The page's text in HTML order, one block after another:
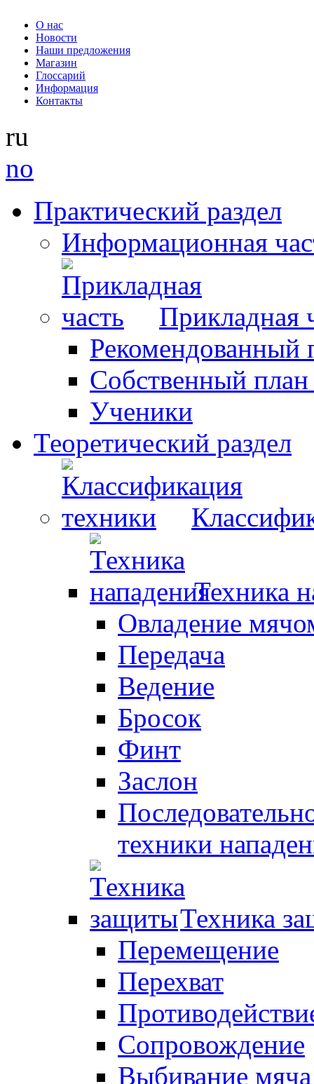
О нас
Новости
Наши предложения
Магазин
Глоссарий
Информация
Контакты
ru
no
Практический раздел
Информационная
Прикладная
Рекомендованный
Собственный
Ученики
Теоретический раздел
Техника
Овладение
Передача
Ведение
Бросок
Финт
Заслон
техники
Техника
Перемещение
Перехват
Сопровождение
Выбивание мяча